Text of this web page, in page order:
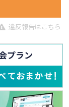
違反報告はこちら